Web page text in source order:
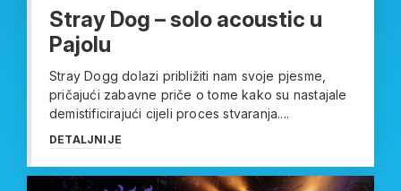
Stray Dog – solo acoustic u
Pajolu
Stray Dogg dolazi približiti nam svoje pjesme,
pričajući zabavne priče o tome kako su nastajale
demistificirajući cijeli proces stvaranja....
DETALJNIJE